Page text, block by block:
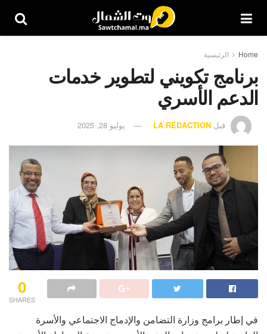
Home الرئيسية
برنامج تكويني لتطوير خدمات
الدعم الأسري
قبل LA REDACTION يوليو 28, 2025
0
SHARES
في إطار برامج وزارة التضامن والإدماج الاجتماعي والأسرة